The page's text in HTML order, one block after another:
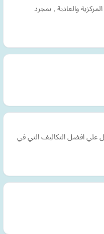
والعادية , بمجرد
علي افضل التكاليف التي في